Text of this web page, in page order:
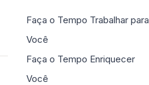
Faça o Tempo Trabalhar para
Você
Faça o Tempo Enriquecer
Você